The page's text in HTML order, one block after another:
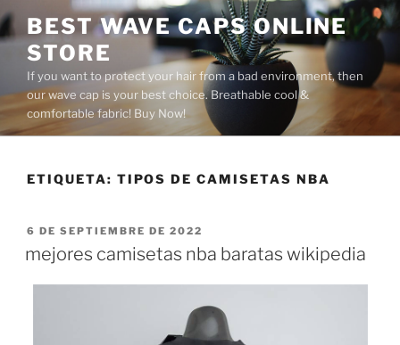
Saltar
al
contenido
BEST WAVE CAPS ONLINE
STORE
If you want to protect your hair from a bad environment, then
our wave cap is your best choice. Breathable cool &
comfortable fabric! Buy Now!
ETIQUETA: TIPOS DE CAMISETAS NBA
PUBLICADO
6 DE SEPTIEMBRE DE 2022
mejores camisetas nba baratas wikipedia